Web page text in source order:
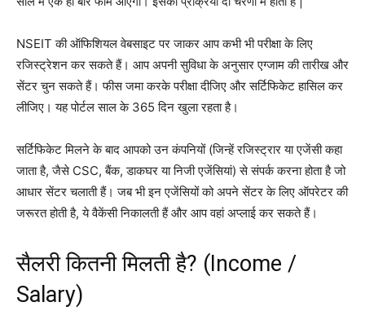
NSEIT की ऑफिशियल वेबसाइट पर जाकर आप कभी भी परीक्षा के लिए
रजिस्ट्रेशन कर सकते हैं। आप अपनी सुविधा के अनुसार एग्जाम की तारीख और
सेंटर चुन सकते हैं। फीस जमा करके परीक्षा दीजिए और सर्टिफिकेट हासिल कर
लीजिए। यह पोर्टल साल के 365 दिन खुला रहता है।
सर्टिफिकेट मिलने के बाद आपको उन कंपनियों (जिन्हें रजिस्ट्रार या एजेंसी कहा
जाता है, जैसे CSC, बैंक, डाकघर या निजी एजेंसियां) से संपर्क करना होता है जो
आधार सेंटर चलाती हैं। जब भी इन एजेंसियों को अपने सेंटर के लिए ऑपरेटर की
जरूरत होती है, ये वैकेंसी निकालती हैं और आप वहां अप्लाई कर सकते हैं।
सैलरी कितनी मिलती है? (Income /
Salary)